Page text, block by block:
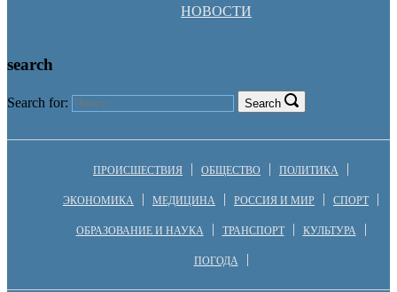
НОВОСТИ
search
Search for: Search
ПРОИСШЕСТВИЯ ОБЩЕСТВО ПОЛИТИКА
ЭКОНОМИКА МЕДИЦИНА РОССИЯ И МИР СПОРТ
ОБРАЗОВАНИЕ И НАУКА ТРАНСПОРТ КУЛЬТУРА
ПОГОДА